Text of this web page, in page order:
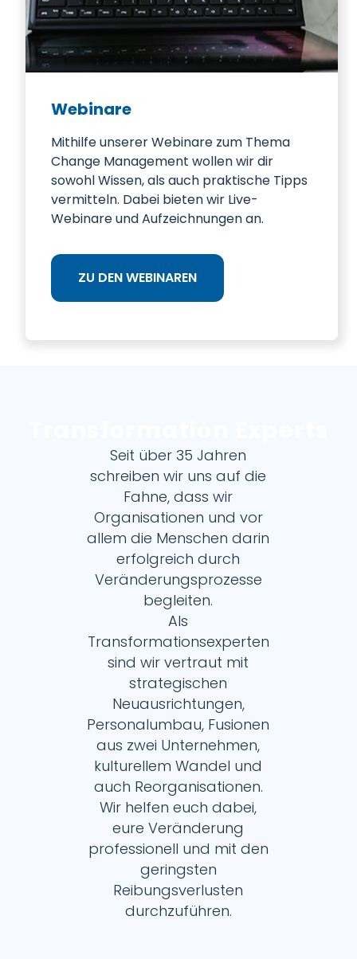
Webinare
Mithilfe unserer Webinare zum Thema
Change Management wollen wir dir
sowohl Wissen, als auch praktische Tipps
vermitteln. Dabei bieten wir Live-
Webinare und Aufzeichnungen an.
ZU DEN WEBINAREN
Seit über 35 Jahren
schreiben wir uns auf die
Fahne, dass wir
Organisationen und vor
allem die Menschen darin
erfolgreich durch
Veränderungsprozesse
begleiten.
Als
Transformationsexperten
sind wir vertraut mit
strategischen
Neuausrichtungen,
Personalumbau, Fusionen
aus zwei Unternehmen,
kulturellem Wandel und
auch Reorganisationen.
Wir helfen euch dabei,
eure Veränderung
professionell und mit den
geringsten
Reibungsverlusten
durchzuführen.